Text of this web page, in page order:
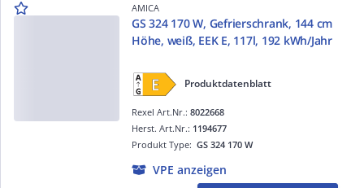
AMICA
GS 324 170 W, Gefrierschrank, 144 cm
Höhe, weiß, EEK E, 117l, 192 kWh/Jahr
Produktdatenblatt
Rexel Art.Nr.: 8022668
Produkt Type: GS 324 170 W
Herst. Art.Nr.: 1194677
VPE anzeigen